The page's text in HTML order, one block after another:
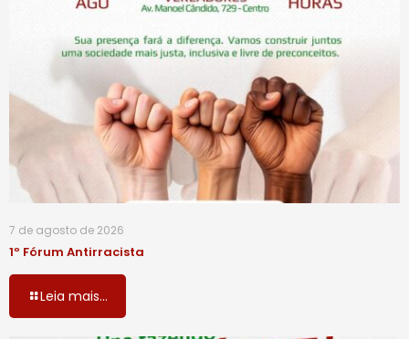
7 de agosto de 2026
1º Fórum Antirracista
Leia mais...